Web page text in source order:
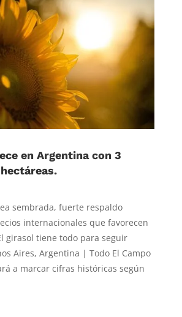
en Argentina con 3
sembrada, fuerte respaldo
internacionales que favorecen
girasol tiene todo para seguir
Aires, Argentina | Todo El Campo
a marcar cifras históricas según